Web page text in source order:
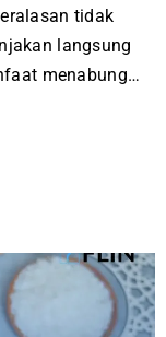
tidak
langsung
menabung…